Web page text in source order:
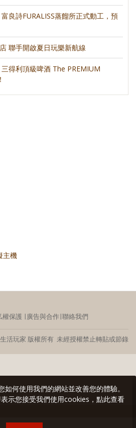
良詩FURALISS蒸餾所正式動工，預
聯手開啟夏日玩樂新航線
得利頂級啤酒 The PREMIUM
主機
權保護 ∣廣告與合作∣聯絡我們
活玩家 版權所有 未經授權禁止轉貼或節錄
何使用我們的網站並改善您的體驗。
示您接受我們使用cookies，點此查看